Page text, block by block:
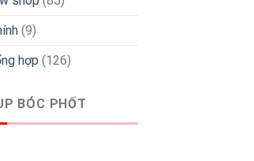
(9)
hợp (126)
BÓC PHỐT